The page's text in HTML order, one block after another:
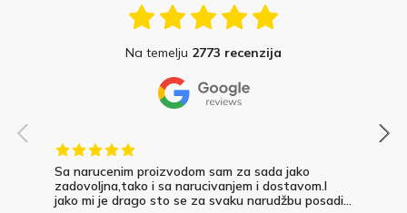
Na temelju 2773 recenzija
Sa narucenim proizvodom sam za sada jako
zadovoljna,tako i sa narucivanjem i dostavom.I
jako mi je drago sto se za svaku narudžbu posadi...